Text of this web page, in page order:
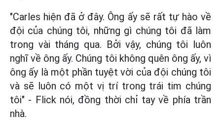
"Carles hiện đã ở đây. Ông ấy sẽ rất tự hào về
đội của chúng tôi, những gì chúng tôi đã làm
trong vài tháng qua. Bởi vậy, chúng tôi luôn
nghĩ về ông ấy. Chúng tôi không quên ông ấy, vì
ông ấy là một phần tuyệt vời của đội chúng tôi
và sẽ luôn có một vị trí trong trái tim chúng
tôi" - Flick nói, đồng thời chỉ tay về phía trần
nhà.